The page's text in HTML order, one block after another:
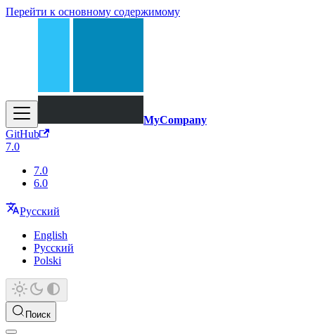
Перейти к основному содержимому
MyCompany
GitHub
7.0
7.0
6.0
Русский
English
Русский
Polski
Поиск